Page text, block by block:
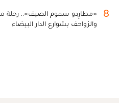
8
«مطارِدو سموم الصيف».. رحلة
والزواحف بشوارع الدار البيضاء